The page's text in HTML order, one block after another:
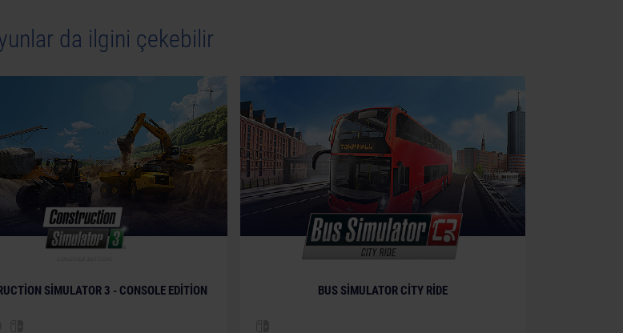
da ilgini çekebilir
© [Translate to Turkish:]
SIMULATOR 3 - CONSOLE EDITION BUS SIMULATOR CITY RIDE